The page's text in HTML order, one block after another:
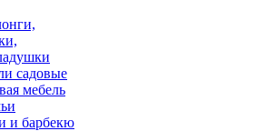
садовые
мебель
и барбекю